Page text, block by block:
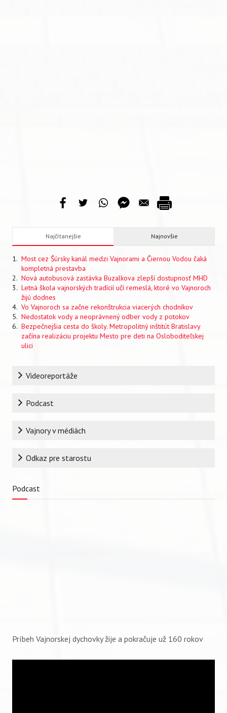
Najčítanejšie Najnovšie
Most cez Šúrsky kanál medzi Vajnorami a Čiernou Vodou čaká
kompletná prestavba
Nová autobusová zastávka Buzalkova zlepší dostupnosť MHD
Letná škola vajnorských tradícií učí remeslá, ktoré vo Vajnoroch
žijú dodnes
Vo Vajnoroch sa začne rekonštrukcia viacerých chodníkov
Nedostatok vody a neoprávnený odber vody z potokov
Bezpečnejšia cesta do školy. Metropolitný inštitút Bratislavy
začína realizáciu projektu Mesto pre deti na Osloboditeľskej
ulici
RubrikaVideoreportáže
Podcast
Vajnory v médiách
Odkaz pre starostu
Podcast
Príbeh Vajnorskej dychovky žije a pokračuje už 160 rokov